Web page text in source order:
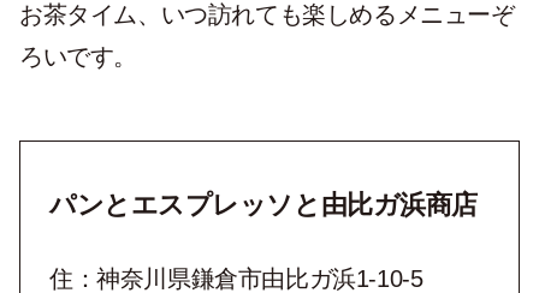
お茶タイム、いつ訪れても楽しめるメニューぞ
ろいです。
パンとエスプレッソと由比ガ浜商店
住：神奈川県鎌倉市由比ガ浜1-10-5